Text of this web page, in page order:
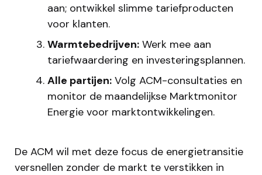
aan; ontwikkel slimme tariefproducten
voor klanten.​
Warmtebedrijven: Werk mee aan
tariefwaardering en investeringsplannen.
Alle partijen: Volg ACM-consultaties en
monitor de maandelijkse Marktmonitor
Energie voor marktontwikkelingen.​
De ACM wil met deze focus de energietransitie
versnellen zonder de markt te verstikken in